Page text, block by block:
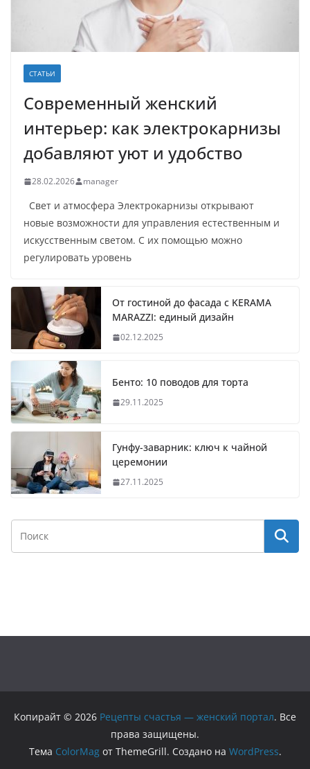
СТАТЬИ
Современный женский
интерьер: как электрокарнизы
добавляют уют и удобство
28.02.2026 manager
Свет и атмосфера Электрокарнизы открывают
новые возможности для управления естественным и
искусственным светом. С их помощью можно
регулировать уровень
От гостиной до фасада с KERAMA
MARAZZI: единый дизайн
02.12.2025
Бенто: 10 поводов для торта
29.11.2025
Гунфу-заварник: ключ к чайной
церемонии
27.11.2025
Копирайт © 2026 Рецепты счастья — женский портал. Все
права защищены.
Тема ColorMagот ThemeGrill. Создано на WordPress.